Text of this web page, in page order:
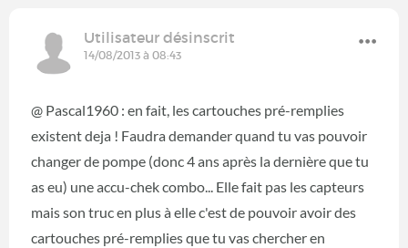
Utilisateur désinscrit
14/08/2013 à 08:43
@ Pascal1960 : en fait, les cartouches pré-remplies
existent deja ! Faudra demander quand tu vas pouvoir
changer de pompe (donc 4 ans après la dernière que tu
as eu) une accu-chek combo... Elle fait pas les capteurs
mais son truc en plus à elle c'est de pouvoir avoir des
cartouches pré-remplies que tu vas chercher en